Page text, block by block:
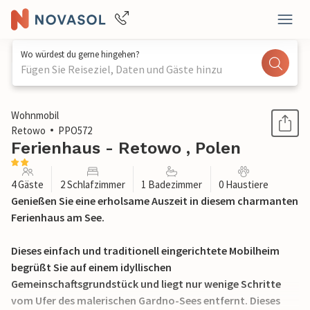
Wo würdest du gerne hingehen?
Fügen Sie Reiseziel, Daten und Gäste hinzu
1 / 17
Wohnmobil
Retowo
PPO572
Ferienhaus - Retowo , Polen
4 Gäste 2 Schlafzimmer 1 Badezimmer 0 Haustiere
Genießen Sie eine erholsame Auszeit in diesem charmanten
Ferienhaus am See.
Dieses einfach und traditionell eingerichtete Mobilheim
begrüßt Sie auf einem idyllischen
Gemeinschaftsgrundstück und liegt nur wenige Schritte
vom Ufer des malerischen Gardno-Sees entfernt. Dieses